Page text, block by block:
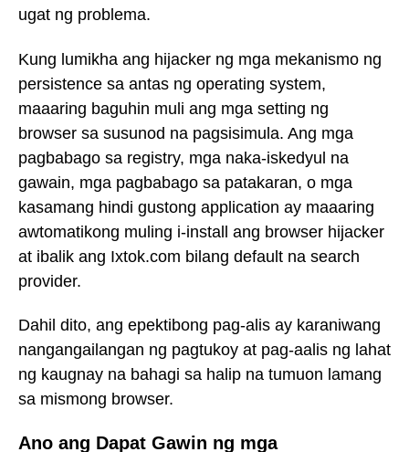
ugat ng problema.
Kung lumikha ang hijacker ng mga mekanismo ng
persistence sa antas ng operating system,
maaaring baguhin muli ang mga setting ng
browser sa susunod na pagsisimula. Ang mga
pagbabago sa registry, mga naka-iskedyul na
gawain, mga pagbabago sa patakaran, o mga
kasamang hindi gustong application ay maaaring
awtomatikong muling i-install ang browser hijacker
at ibalik ang Ixtok.com bilang default na search
provider.
Dahil dito, ang epektibong pag-alis ay karaniwang
nangangailangan ng pagtukoy at pag-aalis ng lahat
ng kaugnay na bahagi sa halip na tumuon lamang
sa mismong browser.
Ano ang Dapat Gawin ng mga